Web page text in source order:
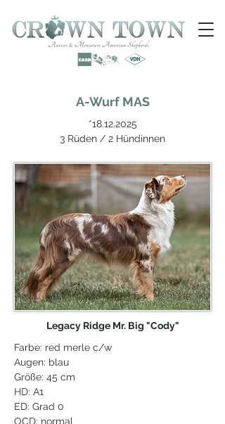
A-Wurf MAS
*18.12.2025
3 Rüden / 2 Hündinnen
Legacy Ridge Mr. Big "Cody"
Farbe: red merle c/w
Augen: blau
Größe: 45 cm
HD: A1
ED: Grad 0
OCD: normal